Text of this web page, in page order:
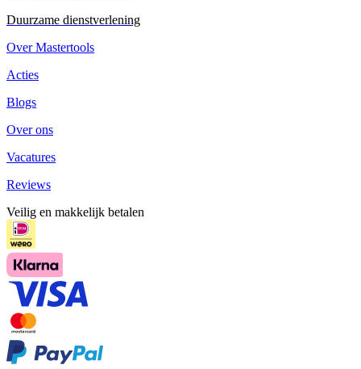
Duurzame dienstverlening
Over Mastertools
Acties
Blogs
Over ons
Vacatures
Reviews
Veilig en makkelijk betalen